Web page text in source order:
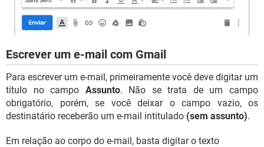
Escrever um e-mail com Gmail
Para escrever um e-mail, primeiramente você deve digitar um
título no campo Assunto. Não se trata de um campo
obrigatório, porém, se você deixar o campo vazio, os
destinatário receberão um e-mail intitulado (sem assunto).
Em relação ao corpo do e-mail, basta digitar o texto